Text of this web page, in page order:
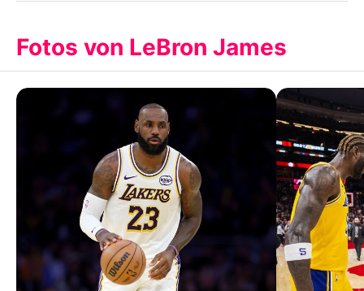
Fotos von LeBron James